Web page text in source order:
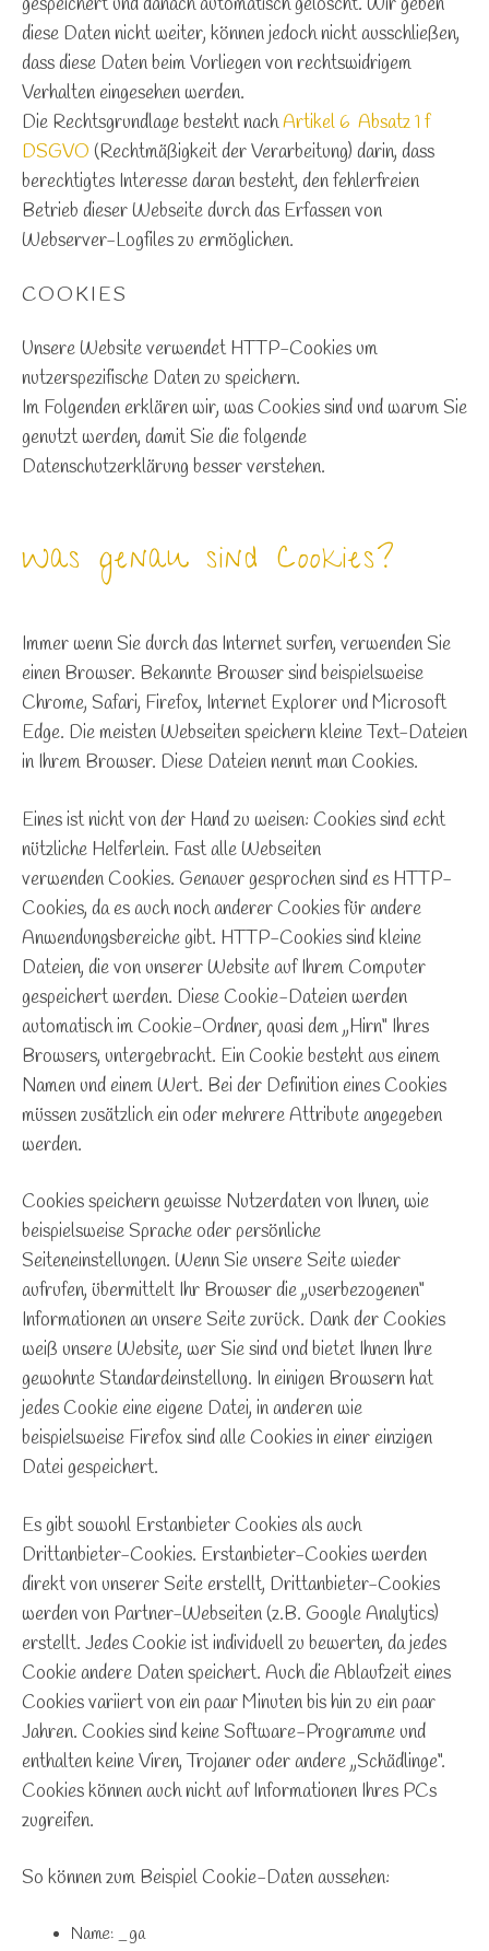
gespeichert und danach automatisch gelöscht. Wir geben
diese Daten nicht weiter, können jedoch nicht ausschließen,
dass diese Daten beim Vorliegen von rechtswidrigem
Verhalten eingesehen werden.
Die Rechtsgrundlage besteht nachArtikel 6 Absatz 1 f
DSGVO (Rechtmäßigkeit der Verarbeitung) darin, dass
berechtigtes Interesse daran besteht, den fehlerfreien
Betrieb dieser Webseite durch das Erfassen von
Webserver-Logfiles zu ermöglichen.
COOKIES
Unsere Website verwendet HTTP-Cookies um
nutzerspezifische Daten zu speichern.
Im Folgenden erklären wir, was Cookies sind und warum Sie
genutzt werden, damit Sie die folgende
Datenschutzerklärung besser verstehen.
Was genau sind Cookies?
Immer wenn Sie durch das Internet surfen, verwenden Sie
einen Browser. Bekannte Browser sind beispielsweise
Chrome, Safari, Firefox, Internet Explorer und Microsoft
Edge. Die meisten Webseiten speichern kleine Text-Dateien
in Ihrem Browser. Diese Dateien nennt man Cookies.
Eines ist nicht von der Hand zu weisen: Cookies sind echt
nützliche Helferlein. Fast alle Webseiten
verwenden Cookies. Genauer gesprochen sind es HTTP-
Cookies, da es auch noch anderer Cookies für andere
Anwendungsbereiche gibt. HTTP-Cookies sind kleine
Dateien, die von unserer Website auf Ihrem Computer
gespeichert werden. Diese Cookie-Dateien werden
automatisch im Cookie-Ordner, quasi dem „Hirn“ Ihres
Browsers, untergebracht. Ein Cookie besteht aus einem
Namen und einem Wert. Bei der Definition eines Cookies
müssen zusätzlich ein oder mehrere Attribute angegeben
werden.
Cookies speichern gewisse Nutzerdaten von Ihnen, wie
beispielsweise Sprache oder persönliche
Seiteneinstellungen. Wenn Sie unsere Seite wieder
aufrufen, übermittelt Ihr Browser die „userbezogenen“
Informationen an unsere Seite zurück. Dank der Cookies
weiß unsere Website, wer Sie sind und bietet Ihnen Ihre
gewohnte Standardeinstellung. In einigen Browsern hat
jedes Cookie eine eigene Datei, in anderen wie
beispielsweise Firefox sind alle Cookies in einer einzigen
Datei gespeichert.
Es gibt sowohl Erstanbieter Cookies als auch
Drittanbieter-Cookies. Erstanbieter-Cookies werden
direkt von unserer Seite erstellt, Drittanbieter-Cookies
werden von Partner-Webseiten (z.B. Google Analytics)
erstellt. Jedes Cookie ist individuell zu bewerten, da jedes
Cookie andere Daten speichert. Auch die Ablaufzeit eines
Cookies variiert von ein paar Minuten bis hin zu ein paar
Jahren. Cookies sind keine Software-Programme und
enthalten keine Viren, Trojaner oder andere „Schädlinge“.
Cookies können auch nicht auf Informationen Ihres PCs
zugreifen.
So können zum Beispiel Cookie-Daten aussehen:
Name: _ga